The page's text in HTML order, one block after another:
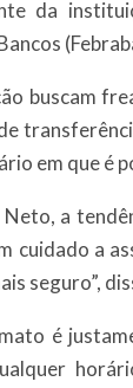
da
buscam
em que é
a
cuidado a
seguro”,
é